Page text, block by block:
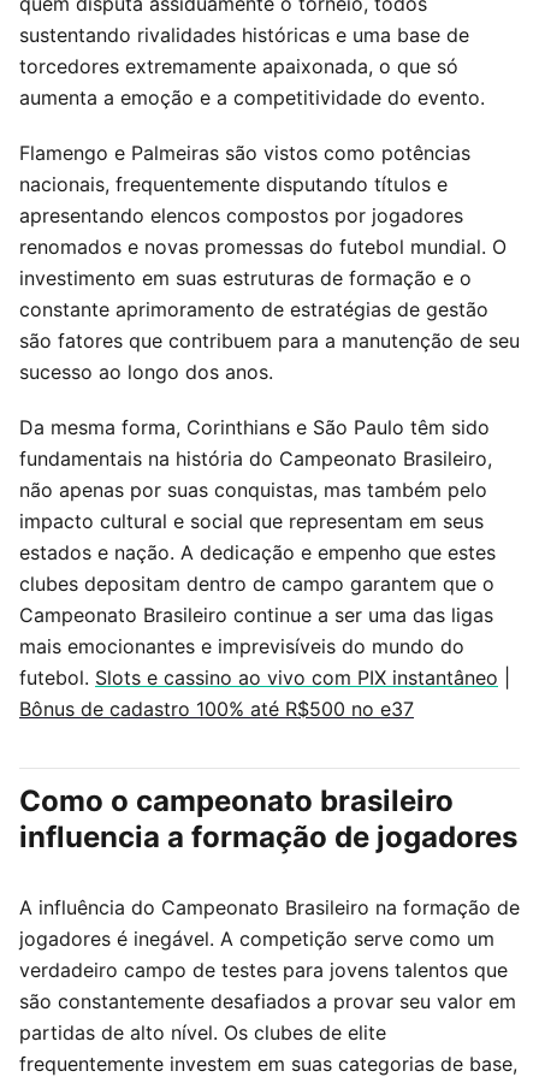
sustentando rivalidades históricas e uma base de
torcedores extremamente apaixonada, o que só
aumenta a emoção e a competitividade do evento.
Flamengo e Palmeiras são vistos como potências
nacionais, frequentemente disputando títulos e
apresentando elencos compostos por jogadores
renomados e novas promessas do futebol mundial. O
investimento em suas estruturas de formação e o
constante aprimoramento de estratégias de gestão
são fatores que contribuem para a manutenção de seu
sucesso ao longo dos anos.
Da mesma forma, Corinthians e São Paulo têm sido
fundamentais na história do Campeonato Brasileiro,
não apenas por suas conquistas, mas também pelo
impacto cultural e social que representam em seus
estados e nação. A dedicação e empenho que estes
clubes depositam dentro de campo garantem que o
Campeonato Brasileiro continue a ser uma das ligas
mais emocionantes e imprevisíveis do mundo do
futebol. Slots e cassino ao vivo com PIX instantâneo
Bônus de cadastro 100% até R$500 no e37
Como o campeonato brasileiro
influencia a formação de jogadores
A influência do Campeonato Brasileiro na formação de
jogadores é inegável. A competição serve como um
verdadeiro campo de testes para jovens talentos que
são constantemente desafiados a provar seu valor em
partidas de alto nível. Os clubes de elite
frequentemente investem em suas categorias de base,